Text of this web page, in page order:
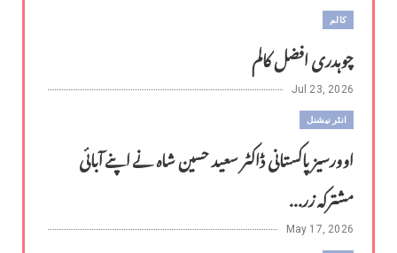
کالم
چوہدری افضل کالم
Jul 23, 2026
انٹر نیشنل
اوورسیز پاکستانی ڈاکٹر سعید حسین شاہ نے اپنے آبائی
مشترکہ زر...
May 17, 2026